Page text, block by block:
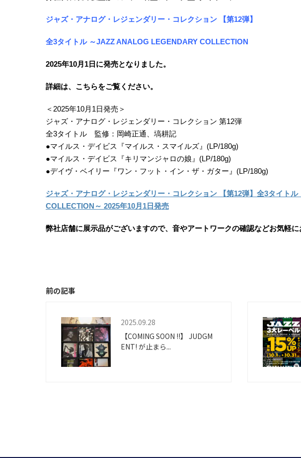
ジャズ・アナログ・レジェンダリー・コレクション 【第12弾】
全3タイトル ～JAZZ ANALOG LEGENDARY COLLECTION
2025年10月1日に発売となりました。
詳細は、こちらをご覧ください。
＜2025年10月1日発売＞
ジャズ・アナログ・レジェンダリー・コレクション 第12弾
全3タイトル 監修：岡崎正通、塙耕記
●マイルス・デイビス『マイルス・スマイルズ』(LP/180g)
●マイルス・デイビス『キリマンジャロの娘』(LP/180g)
●デイヴ・ベイリー『ワン・フット・イン・ザ・ガター』(LP/180g)
ジャズ・アナログ・レジェンダリー・コレクション 【第12弾】全3タイト
COLLECTION～ 2025年10月1日発売
弊社店舗に展示品がございますので、音やアートワークの確認などお気軽に
前の記事
2025.09.28
【COMING SOON !!】 JUDGM
ENT! が止まら...